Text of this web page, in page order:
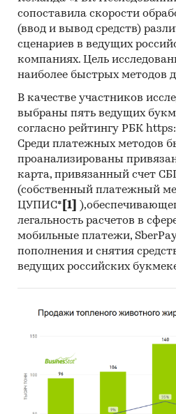
В обзоре
видам пекарных
дрожжи пекарные
Приведены данные по
производителям
Нева, Ангел Ист Рус,
продуктов, Дрожжевой
Сарапульский
Сотницынский дрожжевой
BusinesStat готовит обзор
пекарных дрожжей, а
СНГ, ЕС и отдельных стран
В обзоре представлены
пекарных дрожжей.
рейтинг крупнейших
компаний-получателей
продукции и рейтинг
зарубежных
дрожжей на российский
сопоставила скорости
(ввод и вывод средств)
сценариев в ведущих
компаниях. Цель
наиболее быстрых методов
В качестве участников
выбраны пять ведущих
согласно рейтингу РБК
Среди платежных методов
проанализированы
карта, привязанный счет
(собственный платежный
ЦУПИС* [1]
легальность расчетов в
мобильные платежи,
пополнения и снятия
ведущих российских